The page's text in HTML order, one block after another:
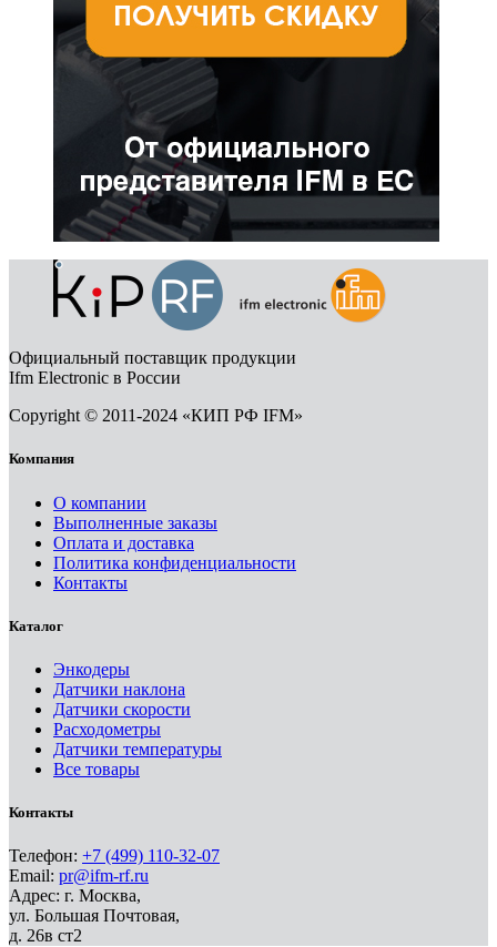
Официальный поставщик продукции
Ifm Electronic в России
Copyright © 2011-2024 «КИП РФ IFM»
Компания
О компании
Выполненные заказы
Оплата и доставка
Политика конфиденциальности
Контакты
Каталог
Энкодеры
Датчики наклона
Датчики скорости
Расходометры
Датчики температуры
Все товары
Контакты
Телефон: +7 (499) 110-32-07
Email: pr@ifm-rf.ru
Адрес: г. Москва,
ул. Большая Почтовая,
д. 26в ст2